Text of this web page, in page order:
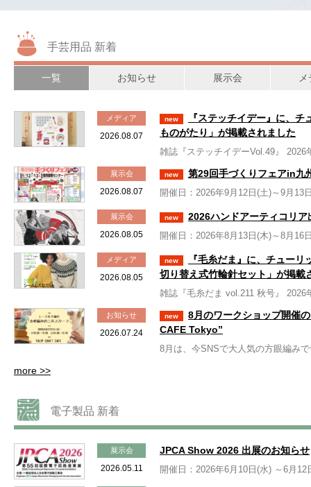
手芸用品 新着
一覧 お知らせ 展示会
メディア
2026.08.07
new
『ステッチイデー』に、
ものがたり」が掲載されました
雑誌『ステッチイデーVol.49』 2026
展示会
2026.08.07
new 第29回手づくりフェアin九
開催日：2026年9月12日(土)～9月13
展示会
2026.08.05
new 2026ハンドアーティコリア
開催日：2026年8月13日(木)～8月16
メディア
2026.08.05
new
『毛糸だま』に、チュー
切り替え式竹輪針セット」が掲載
雑誌『毛糸だま vol.211 秋号』 2026
お知らせ
2026.07.24
new
8月のワークショップ開催
CAFE Tokyo”
8月は、今SNSで大人気の方眼編み
more >>
電子製品 新着
展示会
2026.05.11
JPCA Show 2026 出展のお知らせ
開催日：2026年6月10日(水) ～6月12